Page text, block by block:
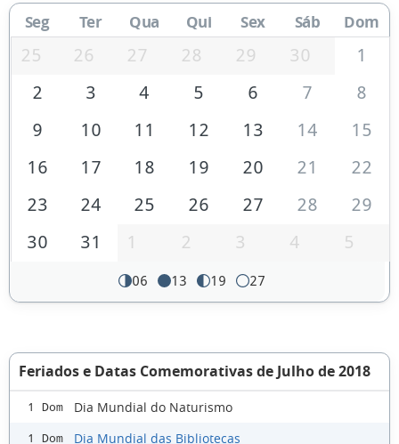
Seg Ter Qua Qui Sex Sáb Dom
25 26 27 28 29 30
1
2
3 4 5 6 7
8
9
10 11 12 13 14
15
16
17 18 19 20 21
22
23
24 25 26 27 28
29
30
31 1 2 3 4 5
06 13 19 27
Feriados e Datas Comemorativas de Julho de 2018
1 Dom Dia Mundial do Naturismo
1 Dom Dia Mundial das Bibliotecas